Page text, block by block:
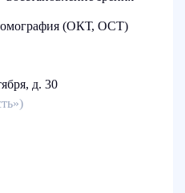
д. 30
(ОКТ, ОСТ)